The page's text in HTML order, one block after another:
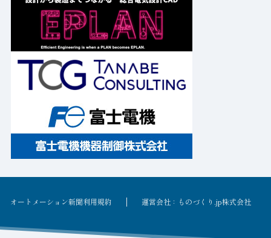
オートメーション新聞利用規約 運営会社：ものづくり.jp株式会社